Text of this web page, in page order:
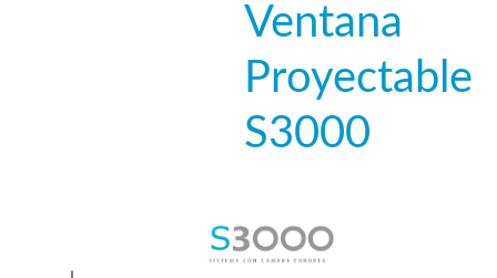
Ventana
Proyectable
S3000